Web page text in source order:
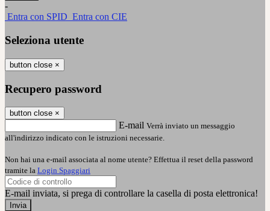
-
Entra con SPID Entra con CIE
Seleziona utente
button close ×
Recupero password
button close ×
E-mail Verrà inviato un messaggio
all'indirizzo indicato con le istruzioni necessarie.
Non hai una e-mail associata al nome utente? Effettua il reset della password
tramite la Login Spaggiari
E-mail inviata, si prega di controllare la casella di posta elettronica!